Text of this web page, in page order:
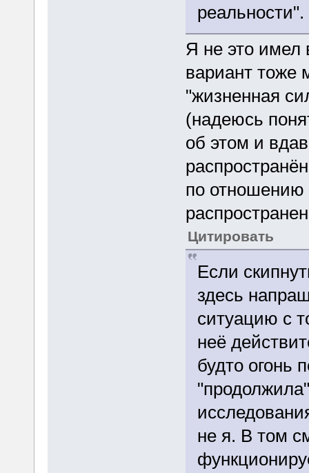
реальности".
Я не это имел
вариант тоже
"жизненная
(надеюсь
об этом и
по
Цитировать
Если
здесь
ситуацию с
неё
будто огонь
не я. В том